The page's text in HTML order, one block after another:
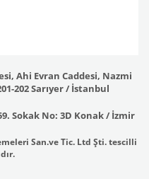
Ahi Evran Caddesi, Nazmi
202 Sarıyer / İstanbul
Sokak No: 3D Konak / İzmir
San.ve Tic. Ltd Şti. tescilli